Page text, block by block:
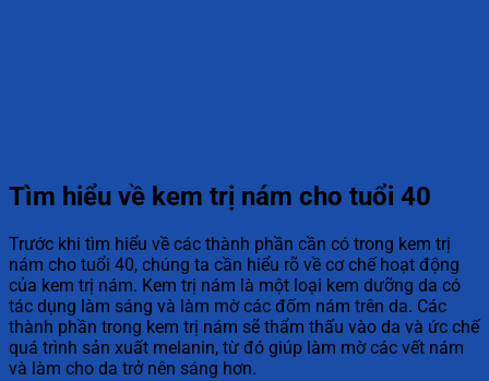
Tìm hiểu về kem trị nám cho tuổi 40
Trước khi tìm hiểu về các thành phần cần có trong kem trị
nám cho tuổi 40, chúng ta cần hiểu rõ về cơ chế hoạt động
của kem trị nám. Kem trị nám là một loại kem dưỡng da có
tác dụng làm sáng và làm mờ các đốm nám trên da. Các
thành phần trong kem trị nám sẽ thẩm thấu vào da và ức chế
quá trình sản xuất melanin, từ đó giúp làm mờ các vết nám
và làm cho da trở nên sáng hơn.